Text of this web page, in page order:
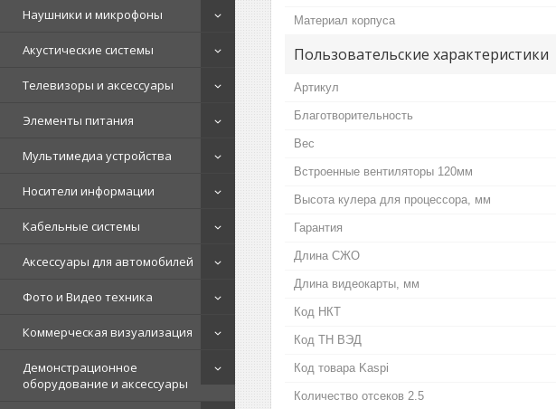
Наушники и микрофоны
Акустические системы
Телевизоры и аксессуары
Элементы питания
Мультимедиа устройства
Носители информации
Кабельные системы
Аксессуары для автомобилей
Фото и Видео техника
Коммерческая визуализация
Демонстрационное
оборудование и аксессуары
Материал корпуса
Пользовательские характеристики
Артикул
Благотворительность
Вес
Встроенные вентиляторы 120мм
Высота кулера для процессора, мм
Гарантия
Длина СЖО
Длина видеокарты, мм
Код НКТ
Код ТН ВЭД
Код товара Kaspi
Количество отсеков 2.5